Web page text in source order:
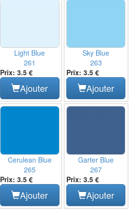
Light Blue
261
Prix: 3.5 €
Ajouter
Sky Blue
263
Prix: 3.5 €
Ajouter
Cerulean Blue
265
Prix: 3.5 €
Ajouter
Garter Blue
267
Prix: 3.5 €
Ajouter